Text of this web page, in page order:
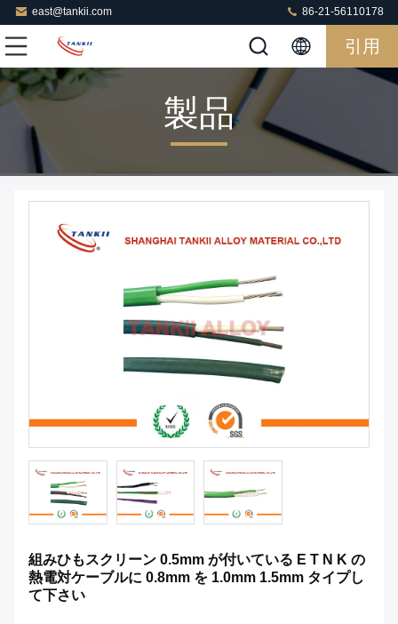
east@tankii.com 86-21-56110178
引用
製品
組みひもスクリーン 0.5mm が付いている E T N K の
熱電対ケーブルに 0.8mm を 1.0mm 1.5mm タイプし
て下さい